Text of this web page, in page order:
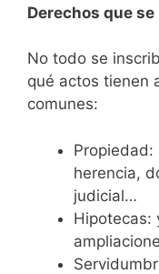
Derechos que
No todo se
qué actos tienen
comunes:
Propiedad:
herencia,
judicial…
Hipotecas: